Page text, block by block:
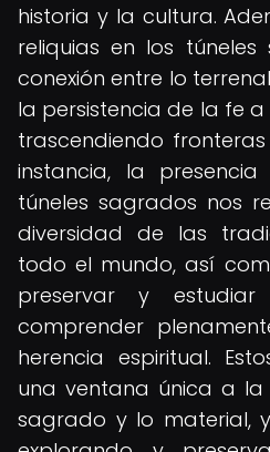
historia y la cultura.
reliquias en los
conexión entre lo
la persistencia de la fe
trascendiendo
instancia, la
túneles sagrados nos
diversidad de las
todo el mundo, así
preservar y
comprender
herencia espiritual.
una ventana única a la
sagrado y lo material,